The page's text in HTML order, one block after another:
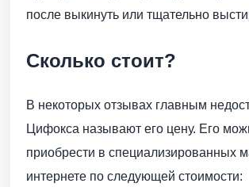
после выкинуть или тщательно
Сколько стоит?
В некоторых отзывах главным
Цифокса называют его цену. Его
приобрести в специализированных
интернете по следующей стоимости: